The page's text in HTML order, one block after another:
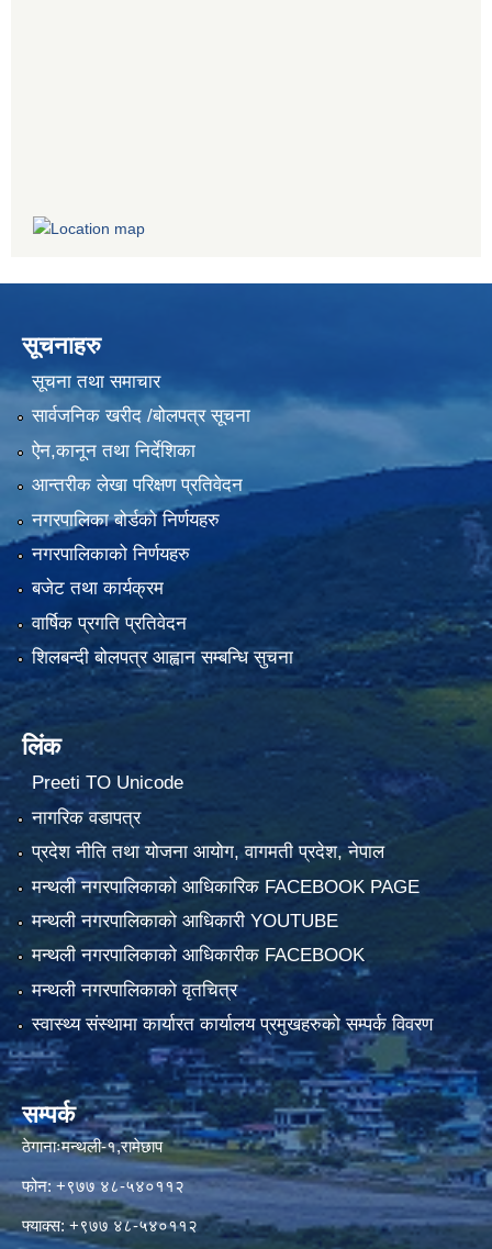
सूचनाहरु
सूचना तथा समाचार
सार्वजनिक खरीद /बोलपत्र सूचना
ऐन,कानून तथा निर्देशिका
आन्तरीक लेखा परिक्षण प्रतिवेदन
नगरपालिका बोर्डको निर्णयहरु
नगरपालिकाको निर्णयहरु
बजेट तथा कार्यक्रम
वार्षिक प्रगति प्रतिवेदन
शिलबन्दी बोलपत्र आह्वान सम्बन्धि सुचना
लिंक
Preeti TO Unicode
नागरिक वडापत्र
प्रदेश नीति तथा योजना आयोग, वागमती प्रदेश, नेपाल
मन्थली नगरपालिकाको आधिकारिक FACEBOOK PAGE
मन्थली नगरपालिकाको आधिकारी YOUTUBE
मन्थली नगरपालिकाको आधिकारीक FACEBOOK
मन्थली नगरपालिकाको वृतचित्र
स्वास्थ्य संस्थामा कार्यारत कार्यालय प्रमुखहरुको सम्पर्क विवरण
सम्पर्क
ठेगानाःमन्थली-१,रामेछाप
फोन: +९७७ ४८-५४०११२
फ्याक्स: +९७७ ४८-५४०११२